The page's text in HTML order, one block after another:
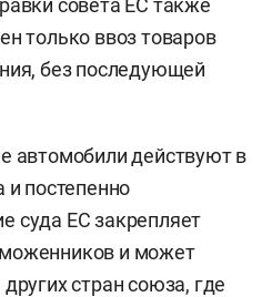
только ввоз товаров
без последующей
автомобили действуют в
и постепенно
суда ЕС закрепляет
и может
стран союза, где